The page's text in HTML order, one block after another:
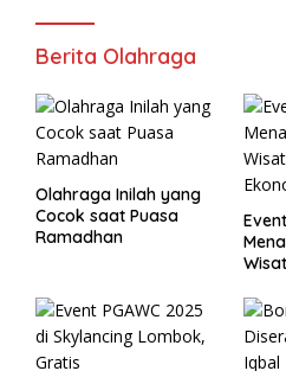
Berita Olahraga
Olahraga Inilah yang
Cocok saat Puasa
Ramadhan